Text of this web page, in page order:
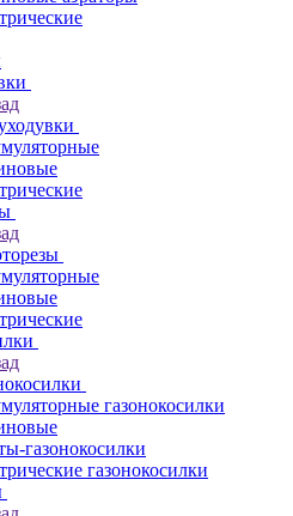
газонокосилки
газонокосилки
газонокосилки